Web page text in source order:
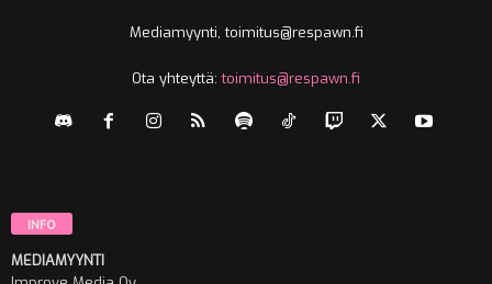
Mediamyynti, toimitus@respawn.fi
Ota yhteyttä:toimitus@respawn.fi
INFO
MEDIAMYYNTI